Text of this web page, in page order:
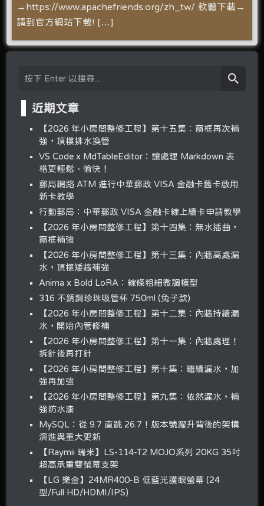
→https://www.apachefriends.org/zh_tw/ 軟體下載→
請到官方網站下載! […]
近期文章
【2026 年小房間整修工程】第十五集：窗框再次補
強，頂樓排水換管
VS Code x MdTableEditor：讓處理 Markdown 表
格更輕鬆、愉快！
郵局網路 ATM 進行中華郵政 VISA 金融卡舊卡啟用
新卡教學
行動郵局：中華郵政 VISA 金融卡線上續卡申請教學
【2026 年小房間整修工程】第十四集：無水插曲，
窗框補強
【2026 年小房間整修工程】第十三集：內牆高處漏
水，頂樓矮牆補強
Anima x Bold LoRA：線條粗細微調模型
316 不銹鋼珍珠吸管杯 750ml (兔子款)
【2026 年小房間整修工程】第十二集：內牆持續漏
水，開始內管修補
【2026 年小房間整修工程】第十一集：內牆處理！
拆針後再打針
【2026 年小房間整修工程】第十集：繼續漏水，加
強再加強
【2026 年小房間整修工程】第九集：依然漏水，補
強防水漆
MySQL：從 9.7 直跳 26.7！版本號躍升背後的架構
演進與重大更新
【Raymii 瑞米】LS-114-T2 MOJO系列 20KG 35吋
超高承重雙螢幕支架
【LG 樂金】24MR400-B 低藍光護眼螢幕 (24
型/Full HD/HDMI/IPS)